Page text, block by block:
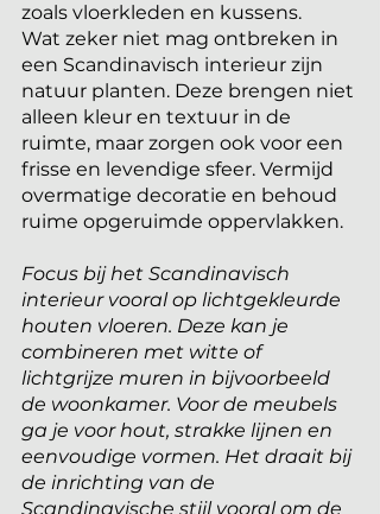
zoals vloerkleden en kussens.
Wat zeker niet mag ontbreken in
een Scandinavisch interieur zijn
natuur planten. Deze brengen niet
alleen kleur en textuur in de
ruimte, maar zorgen ook voor een
frisse en levendige sfeer. Vermijd
overmatige decoratie en behoud
ruime opgeruimde oppervlakken.
Focus bij het Scandinavisch
interieur vooral op lichtgekleurde
houten vloeren. Deze kan je
combineren met witte of
lichtgrijze muren in bijvoorbeeld
de woonkamer. Voor de meubels
ga je voor hout, strakke lijnen en
eenvoudige vormen. Het draait bij
de inrichting van de
Scandinavische stijl vooral om de